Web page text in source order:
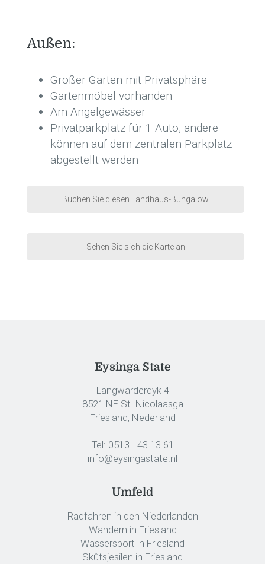
Außen:
Großer Garten mit Privatsphäre
Gartenmöbel vorhanden
Am Angelgewässer
Privatparkplatz für 1 Auto, andere
können auf dem zentralen Parkplatz
abgestellt werden
Buchen Sie diesen Landhaus-Bungalow
Sehen Sie sich die Karte an
Eysinga State
Langwarderdyk 4
8521 NE St. Nicolaasga
Friesland, Nederland
Tel: 0513 - 43 13 61
info@eysingastate.nl
Umfeld
Radfahren in den Niederlanden
Wandern in Friesland
Wassersport in Friesland
Skûtsjesilen in Friesland